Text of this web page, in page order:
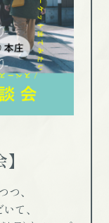
、
て、